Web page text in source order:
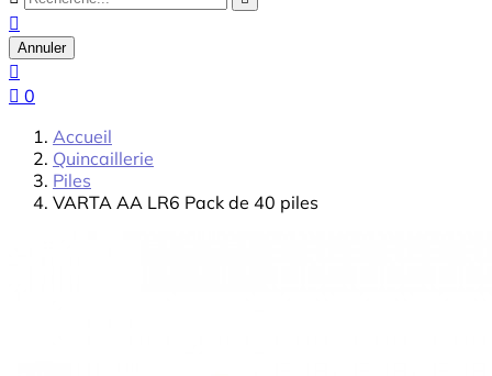

Annuler

 0
Accueil
Quincaillerie
Piles
VARTA AA LR6 Pack de 40 piles